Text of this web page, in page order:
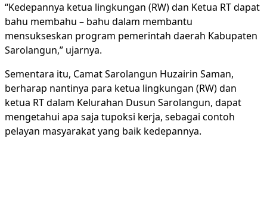
“Kedepannya ketua lingkungan (RW) dan Ketua RT dapat
bahu membahu – bahu dalam membantu
mensukseskan program pemerintah daerah Kabupaten
Sarolangun,” ujarnya.
Sementara itu, Camat Sarolangun Huzairin Saman,
berharap nantinya para ketua lingkungan (RW) dan
ketua RT dalam Kelurahan Dusun Sarolangun, dapat
mengetahui apa saja tupoksi kerja, sebagai contoh
pelayan masyarakat yang baik kedepannya.